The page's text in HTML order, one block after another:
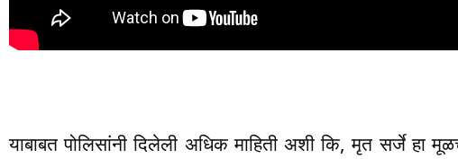
याबाबत पोलिसांनी दिलेली अधिक माहिती अशी कि, मृत सर्जे हा